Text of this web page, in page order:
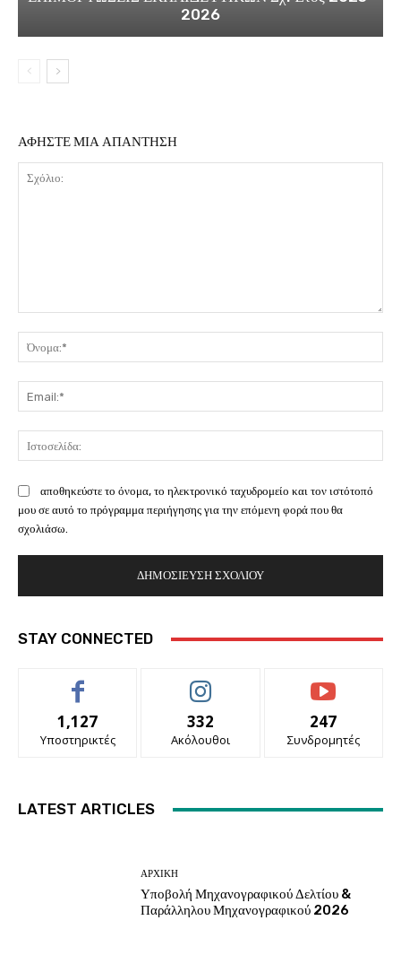
2026
ΑΦΗΣΤΕ ΜΙΑ ΑΠΑΝΤΗΣΗ
αποθηκεύστε το όνομα, το ηλεκτρονικό ταχυδρομείο και τον ιστότοπό
μου σε αυτό το πρόγραμμα περιήγησης για την επόμενη φορά που θα
σχολιάσω.
STAY CONNECTED
1,127
Υποστηρικτές
332
Ακόλουθοι
247
Συνδρομητές
LATEST ARTICLES
ΑΡΧΙΚΗ
Υποβολή Μηχανογραφικού Δελτίου &
Παράλληλου Μηχανογραφικού 2026